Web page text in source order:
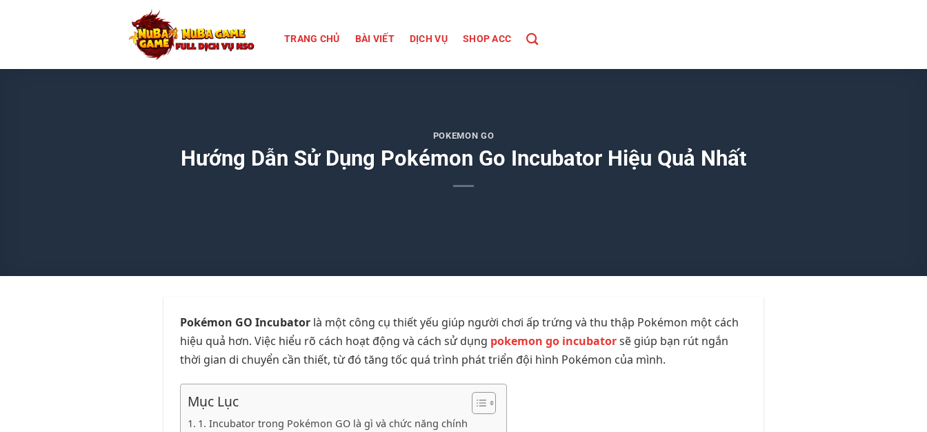
TRANG CHỦ BÀI VIẾT DỊCH VỤ SHOP ACC
POKEMON GO
Hướng Dẫn Sử Dụng Pokémon Go Incubator Hiệu Quả Nhất
Pokémon GO Incubator là một công cụ thiết yếu giúp người chơi ấp trứng và thu thập Pokémon một cách
hiệu quả hơn. Việc hiểu rõ cách hoạt động và cách sử dụng pokemon go incubatorsẽ giúp bạn rút ngắn
thời gian di chuyển cần thiết, từ đó tăng tốc quá trình phát triển đội hình Pokémon của mình.
Mục Lục
1. Incubator trong Pokémon GO là gì và chức năng chính